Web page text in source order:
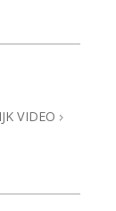
VIDEO